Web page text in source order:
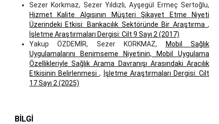
Sezer Korkmaz, Sezer Yıldızlı, Ayşegül Ermeç Sertoğlu,
Hizmet Kalite Algısının Müşteri Şikayet Etme Niyeti
Üzerindeki Etkisi: Bankacılık Sektöründe Bir Araştırma,
İşletme Araştırmaları Dergisi: Cilt 9 Sayı 2 (2017)
Yakup ÖZDEMİR, Sezer KORKMAZ,
Mobil Sağlık
Uygulamalarını Benimseme Niyetinin, Mobil Uygulama
Özellikleriyle Sağlık Arama Davranışı Arasındaki Aracılık
Etkisinin Belirlenmesi,
İşletme Araştırmaları Dergisi: Cilt
17 Sayı 2 (2025)
BILGI